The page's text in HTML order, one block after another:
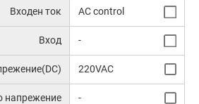
Входен ток AC control
Вход -
220VAC
напрежение -